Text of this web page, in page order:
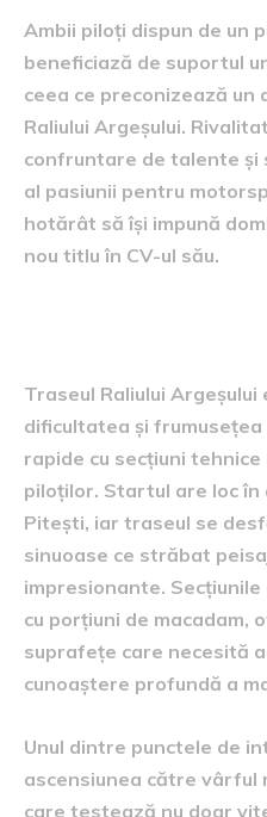
Ambii piloți dispun de un
beneficiază de suportul
ceea ce preconizează un
Raliului Argeșului.
confruntare de talente și
al pasiunii pentru
hotărât să își impună
nou titlu în CV-ul său.
Traseul Raliului
dificultatea și
rapide cu secțiuni
piloților. Startul are loc în
Pitești, iar traseul se
sinuoase ce străbat
impresionante.
cu porțiuni de macadam,
suprafețe care necesită
cunoaștere profundă a
Unul dintre punctele de
ascensiunea către vârful
care testează nu doar